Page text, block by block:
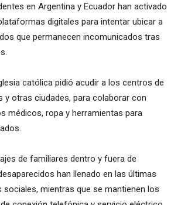
en Argentina y Ecuador han activado
digitales para intentar ubicar a
que permanecen incomunicados tras
católica pidió acudir a los centros de
y otras ciudades, para colaborar con
médicos, ropa y herramientas para
de familiares dentro y fuera de
han llenado en las últimas
sociales, mientras que se mantienen los